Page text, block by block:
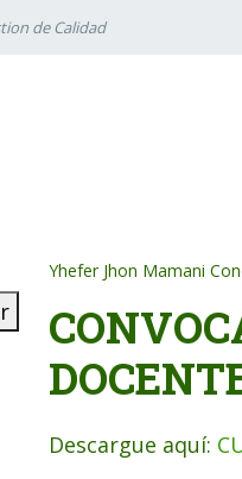
de Calidad
Yhefer Jhon Mamani
Descargue aquí: